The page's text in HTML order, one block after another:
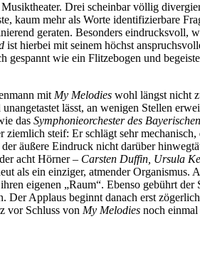
Drei scheinbar völlig
kaum mehr als Worte identifizierbare
geraten. Besonders eindrucksvoll,
ist hierbei mit seinem höchst
wie ein Flitzebogen und
mit My Melodies wohl längst nicht
lässt, an wenigen Stellen
das Symphonieorchester des
steif: Er schlägt sehr
äußere Eindruck nicht darüber
acht Hörner – Carsten Duffin, Ursula
als ein einziger, atmender Organismus.
eigenen „Raum“. Ebenso gebührt der
Applaus beginnt danach erst
vor Schluss von My Melodies noch